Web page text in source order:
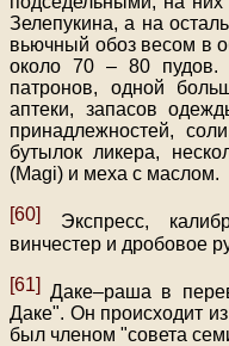
Зелепукина, а на
вьючный обоз весом в
около 70 – 80 пудов.
патронов, одной
аптеки, запасов
принадлежностей,
бутылок ликера,
(Magi) и меха с маслом.
[60]
Экспресс,
винчестер и дробовое
[61] Даке–раша в
Даке". Он происходит
был членом "совета